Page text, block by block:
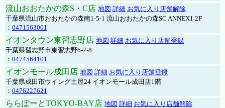
流山おおたかの森S・C店 地図 詳細 お気に入り店舗解除
千葉県流山市おおたかの森南1-5-1 流山おおたかの森SC ANNEX1 2F
： 0471563001
イオンタウン東習志野店 地図 詳細 お気に入り店舗登録
千葉県習志野市東習志野6-7-8
： 0474564101
イオンモール成田店 地図 詳細 お気に入り店舗登録
千葉県成田市ウイング土屋24 イオンモール成田店1階
： 0476227621
ららぽーとTOKYO-BAY店 地図 詳細 お気に入り店舗解除